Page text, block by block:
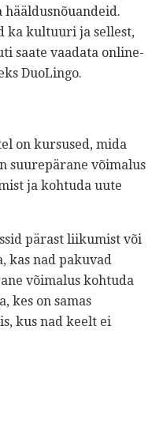
ka kultuuri ja sellest,
saate vaadata online-
DuoLingo.
on kursused, mida
suurepärane võimalus
ja kohtuda uute
pärast liikumist või
kas nad pakuvad
võimalus kohtuda
kes on samas
kus nad keelt ei